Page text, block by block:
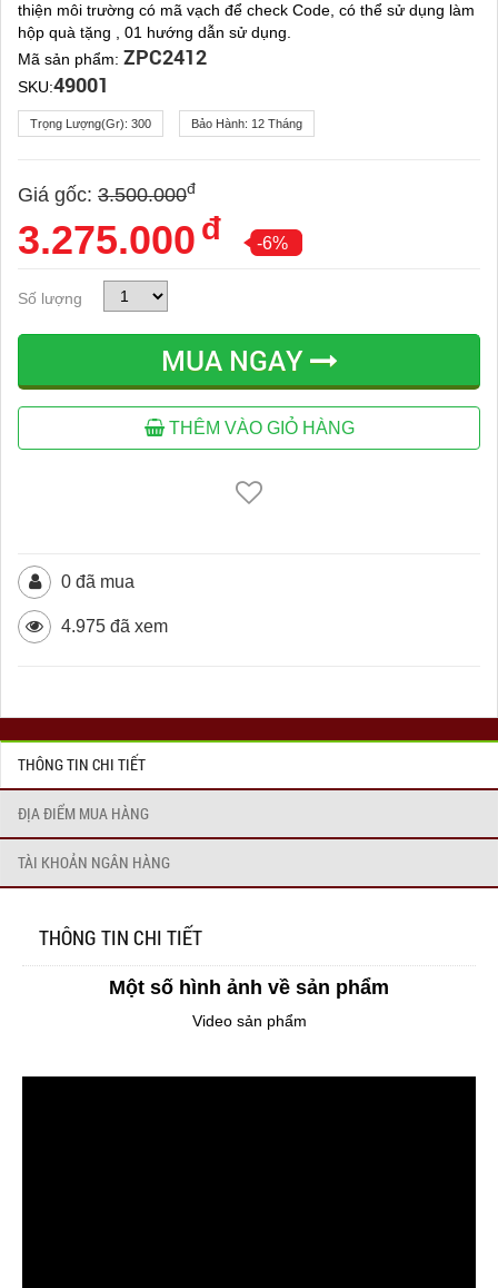
thiện môi trường có mã vạch để check Code, có thể sử dụng làm
hộp quà tặng , 01 hướng dẫn sử dụng.
Mã sản phẩm: ZPC2412
SKU:49001
Trọng Lượng(gr): 300 Bảo Hành: 12 Tháng
Giá gốc: 3.500.000đ
3.275.000 đ -6%
Số lượng
MUA NGAY
THÊM VÀO GIỎ HÀNG
0 đã mua
4.975 đã xem
THÔNG TIN CHI TIẾT
ĐỊA ĐIỂM MUA HÀNG
TÀI KHOẢN NGÂN HÀNG
THÔNG TIN CHI TIẾT
Một số hình ảnh về sản phẩm
Video sản phẩm